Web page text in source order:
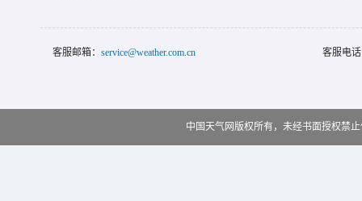
客服邮箱： service@weather.com.cn 客服电
中国天气网版权所有，未经书面授权